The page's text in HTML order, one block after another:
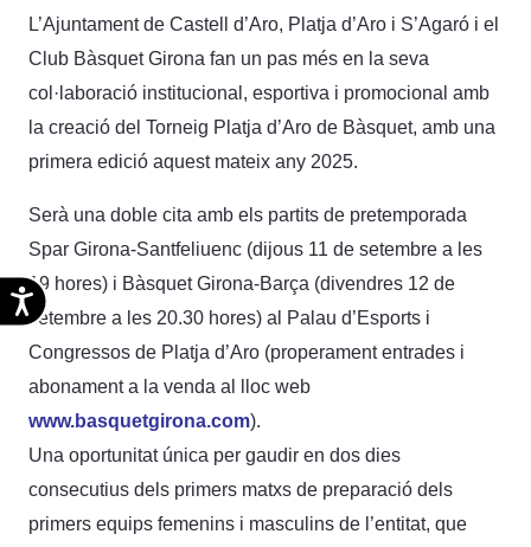
Accesibilidad
L’Ajuntament de Castell d’Aro, Platja d’Aro i S’Agaró i el
Club Bàsquet Girona fan un pas més en la seva
col·laboració institucional, esportiva i promocional amb
la creació del Torneig Platja d’Aro de Bàsquet, amb una
primera edició aquest mateix any 2025.
Serà una doble cita amb els partits de pretemporada
Spar Girona-Santfeliuenc (dijous 11 de setembre a les
19 hores) i Bàsquet Girona-Barça (divendres 12 de
setembre a les 20.30 hores) al Palau d’Esports i
Congressos de Platja d’Aro (properament entrades i
abonament a la venda al lloc web
www.basquetgirona.com).
Una oportunitat única per gaudir en dos dies
consecutius dels primers matxs de preparació dels
primers equips femenins i masculins de l’entitat, que